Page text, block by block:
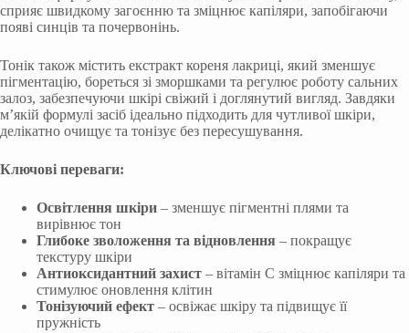
сприяє швидкому загоєнню та зміцнює капіляри, запобігаючи
появі синців та почервонінь.
Тонік також містить екстракт кореня лакриці, який зменшує
пігментацію, бореться зі зморшками та регулює роботу сальних
залоз, забезпечуючи шкірі свіжий і доглянутий вигляд. Завдяки
м’якій формулі засіб ідеально підходить для чутливої шкіри,
делікатно очищує та тонізує без пересушування.
Ключові переваги:
Освітлення шкіри – зменшує пігментні плями та
вирівнює тон
Глибоке зволоження та відновлення – покращує
текстуру шкіри
Антиоксидантний захист – вітамін C зміцнює капіляри та
стимулює оновлення клітин
Тонізуючий ефект – освіжає шкіру та підвищує її
пружність